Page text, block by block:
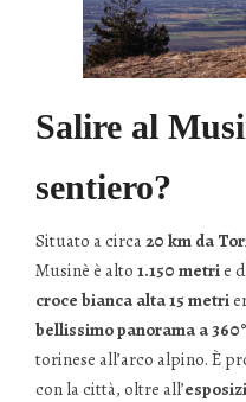
Salire al
sentiero?
Situato a circa20 km da
Musinè è alto 1.150 metrie
croce bianca alta 15 metri
bellissimo panorama a 360°
torinese all’arco alpino. È
con la città, oltre all’